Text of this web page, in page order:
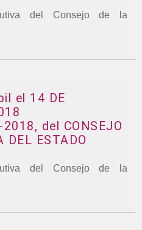
del Consejo de la
el 14 DE
del CONSEJO
DEL ESTADO
del Consejo de la